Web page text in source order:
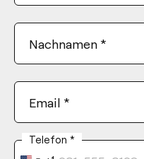
Nachnamen *
Email *
Telefon *